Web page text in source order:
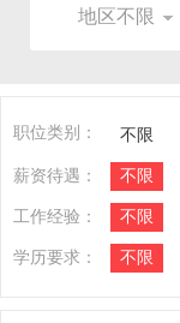
地区不限
职位类别： 不限
薪资待遇： 不限
工作经验： 不限
学历要求： 不限